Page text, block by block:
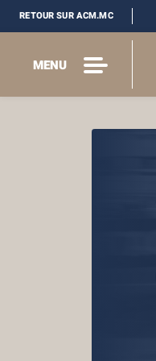
RETOUR SUR ACM.MC
MENU